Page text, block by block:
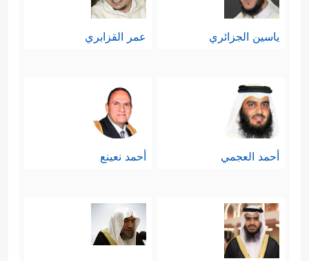
ياسين الجزائري عمر القزابري
أحمد العجمي أحمد نعينع